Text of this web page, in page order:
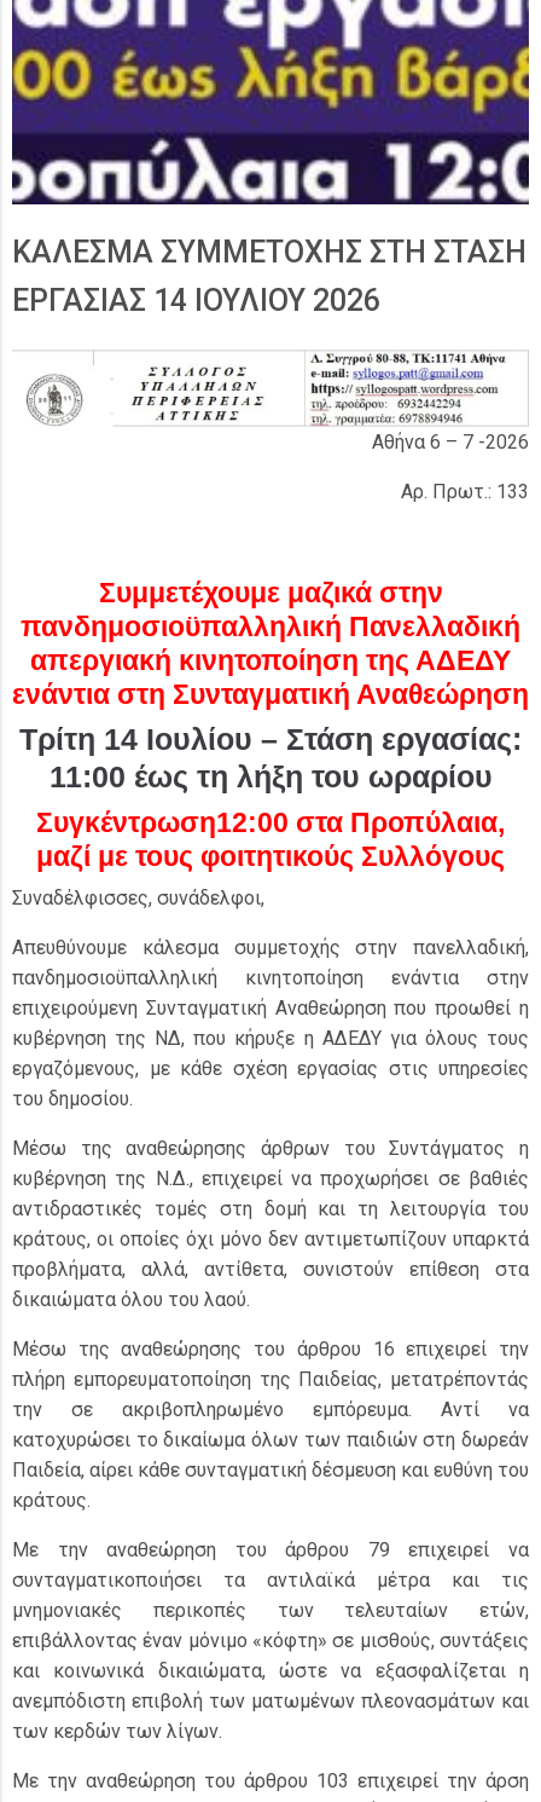
ΚΑΛΕΣΜΑ ΣΥΜΜΕΤΟΧΗΣ ΣΤΗ ΣΤΑΣΗ
ΕΡΓΑΣΙΑΣ 14 ΙΟΥΛΙΟΥ 2026
Αθήνα 6 – 7 -2026
Αρ. Πρωτ.: 133
Συμμετέχουμε μαζικά στην
πανδημοσιοϋπαλληλική Πανελλαδική
απεργιακή κινητοποίηση της ΑΔΕΔΥ
ενάντια στη Συνταγματική Αναθεώρηση
Tρίτη 14 Ιουλίου – Στάση εργασίας:
11:00 έως τη λήξη του ωραρίου
Συγκέντρωση12:00 στα Προπύλαια,
μαζί με τους φοιτητικούς Συλλόγους
Συναδέλφισσες, συνάδελφοι,
Απευθύνουμε κάλεσμα συμμετοχής στην πανελλαδική,
πανδημοσιοϋπαλληλική κινητοποίηση ενάντια στην
επιχειρούμενη Συνταγματική Αναθεώρηση που προωθεί η
κυβέρνηση της ΝΔ, που κήρυξε η ΑΔΕΔΥ για όλους τους
εργαζόμενους, με κάθε σχέση εργασίας στις υπηρεσίες
του δημοσίου.
Μέσω της αναθεώρησης άρθρων του Συντάγματος η
κυβέρνηση της Ν.Δ., επιχειρεί να προχωρήσει σε βαθιές
αντιδραστικές τομές στη δομή και τη λειτουργία του
κράτους, οι οποίες όχι μόνο δεν αντιμετωπίζουν υπαρκτά
προβλήματα, αλλά, αντίθετα, συνιστούν επίθεση στα
δικαιώματα όλου του λαού.
Μέσω της αναθεώρησης του άρθρου 16 επιχειρεί την
πλήρη εμπορευματοποίηση της Παιδείας, μετατρέποντάς
την σε ακριβοπληρωμένο εμπόρευμα. Αντί να
κατοχυρώσει το δικαίωμα όλων των παιδιών στη δωρεάν
Παιδεία, αίρει κάθε συνταγματική δέσμευση και ευθύνη του
κράτους.
Με την αναθεώρηση του άρθρου 79 επιχειρεί να
συνταγματικοποιήσει τα αντιλαϊκά μέτρα και τις
μνημονιακές περικοπές των τελευταίων ετών,
επιβάλλοντας έναν μόνιμο «κόφτη» σε μισθούς, συντάξεις
και κοινωνικά δικαιώματα, ώστε να εξασφαλίζεται η
ανεμπόδιστη επιβολή των ματωμένων πλεονασμάτων και
των κερδών των λίγων.
Με την αναθεώρηση του άρθρου 103 επιχειρεί την άρση